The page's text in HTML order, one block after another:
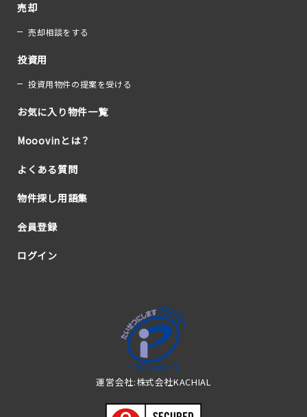
売却
売却相談をする
投資用
投資用物件の提案を受ける
お気に入り物件一覧
Mooovinとは？
よくある質問
物件探し用語集
会員登録
ログイン
運営会社:株式会社KACHIAL